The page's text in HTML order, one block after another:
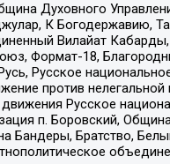
Духовного
К Богодержавию,
Вилайат
Формат-18,
Русское
против
Русское
п. Боровский,
Бандеры, Братство,